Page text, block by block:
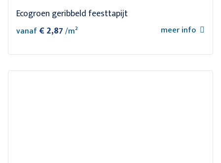
Ecogroen geribbeld feesttapijt
vanaf€ 2,87/m² meer info